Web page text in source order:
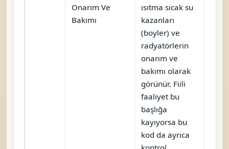
Onarım Ve
Bakımı
ısıtma sıcak su
kazanları
(boyler) ve
radyatörlerin
onarım ve
bakımı olarak
görünür. Fiili
faaliyet bu
başlığa
kayıyorsa bu
kod da ayrıca